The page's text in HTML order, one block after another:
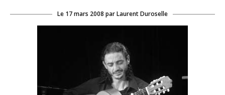
Le 17 mars 2008 parLaurent Duroselle